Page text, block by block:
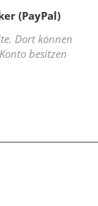
(PayPal)
Dort können
besitzen